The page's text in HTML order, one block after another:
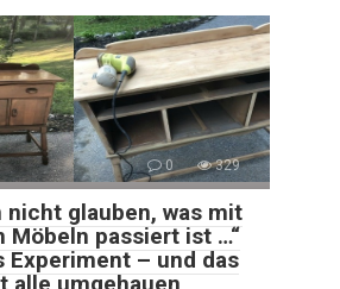
0 329
nicht glauben, was mit
Möbeln passiert ist …“
Experiment – und das
alle umgehauen